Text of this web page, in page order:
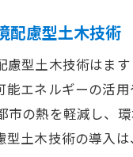
IoTが
土木
イン
次世
配慮型土木技術
慮型土木技術はま
エネルギーの活
市の熱を軽減し、
土木技術の導入